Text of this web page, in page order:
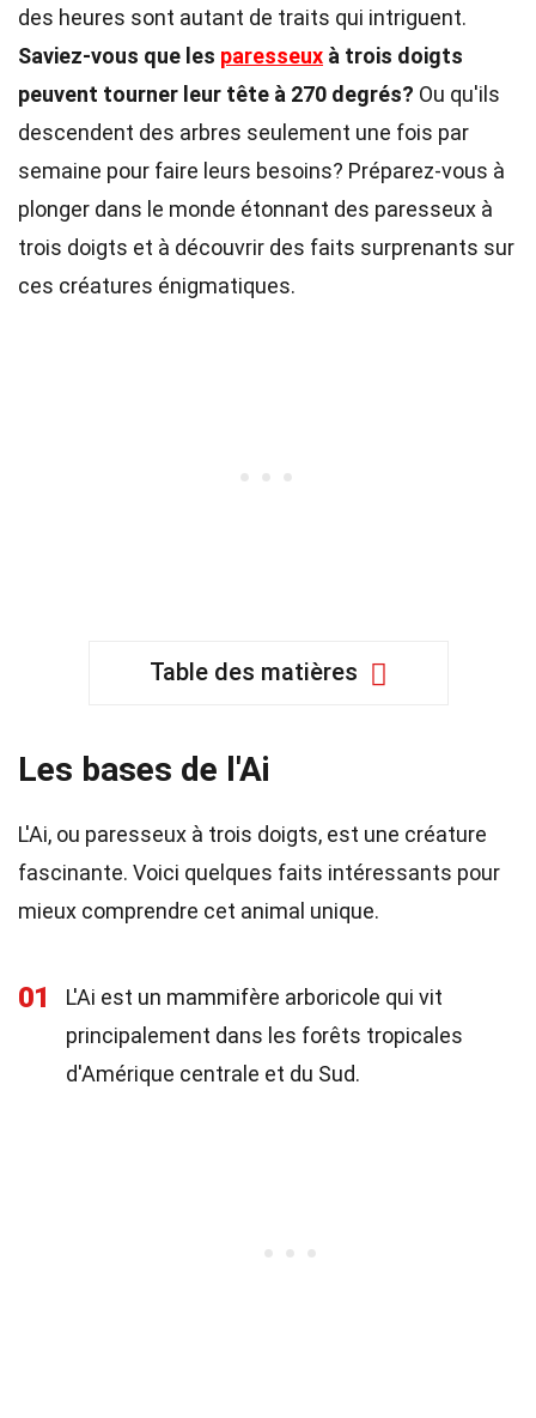
des heures sont autant de traits qui intriguent.
Saviez-vous que les paresseux à trois doigts
peuvent tourner leur tête à 270 degrés? Ou qu'ils
descendent des arbres seulement une fois par
semaine pour faire leurs besoins? Préparez-vous à
plonger dans le monde étonnant des paresseux à
trois doigts et à découvrir des faits surprenants sur
ces créatures énigmatiques.
Table des matières
Les bases de l'Ai
L'Ai, ou paresseux à trois doigts, est une créature
fascinante. Voici quelques faits intéressants pour
mieux comprendre cet animal unique.
01
L'Ai est un mammifère arboricole qui vit
principalement dans les forêts tropicales
d'Amérique centrale et du Sud.